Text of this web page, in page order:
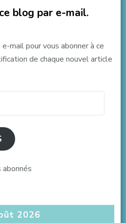
blog par e-mail.
mail pour vous abonner à ce
de chaque nouvel article
2026